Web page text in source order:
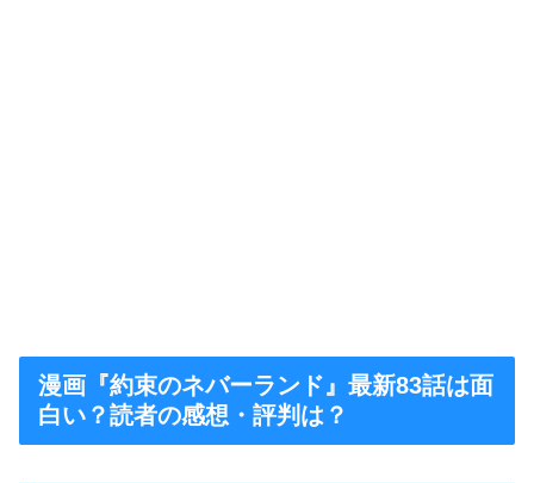
漫画『約束のネバーランド』最新83話は面
白い？読者の感想・評判は？